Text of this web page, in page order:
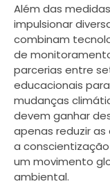
Além das
impulsionar
combinam
de
parcerias entre
educacionais
mudanças
devem ganhar
apenas reduzir
a
um movimento
ambiental.